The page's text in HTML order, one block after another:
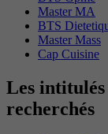
Master MA
BTS
Master Mass
Cap Cuisine
Les
recherchés